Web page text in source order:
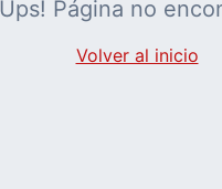
Página no
Volver al inicio